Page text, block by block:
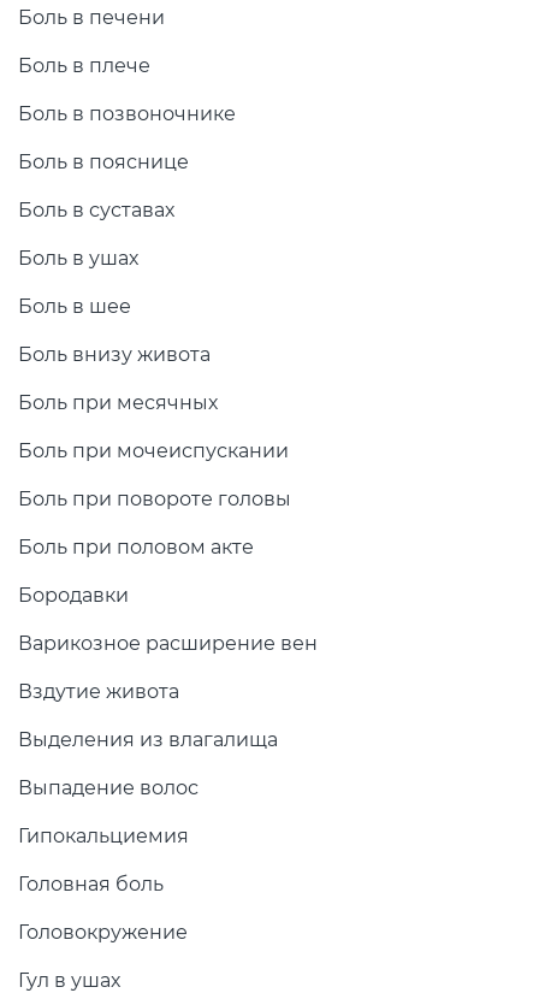
Боль в печени
Боль в плече
Боль в позвоночнике
Боль в пояснице
Боль в суставах
Боль в ушах
Боль в шее
Боль внизу живота
Боль при месячных
Боль при мочеиспускании
Боль при повороте головы
Боль при половом акте
Бородавки
Варикозное расширение вен
Вздутие живота
Выделения из влагалища
Выпадение волос
Гипокальциемия
Головная боль
Головокружение
Гул в ушах